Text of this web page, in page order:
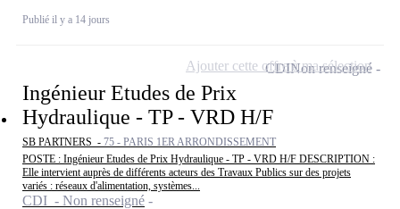
Publié il y a 14 jours
Ingénieur Etudes de Prix
Hydraulique - TP - VRD H/F
SB PARTNERS - 75 - PARIS 1ER ARRONDISSEMENT
POSTE : Ingénieur Etudes de Prix Hydraulique - TP - VRD H/F DESCRIPTION :
Elle intervient auprès de différents acteurs des Travaux Publics sur des projets
variés : réseaux d'alimentation, systèmes...
CDI - Non renseigné
CDINon renseigné
Ajouter cette offre à ma sélection